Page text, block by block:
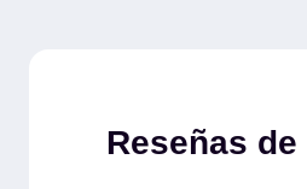
Reseñas